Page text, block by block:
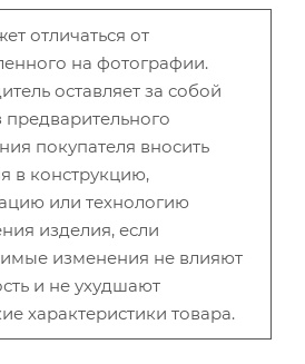
отличаться от
на фотографии.
оставляет за собой
предварительного
покупателя вносить
в конструкцию,
или технологию
изделия, если
изменения не влияют
и не ухудшают
характеристики товара.